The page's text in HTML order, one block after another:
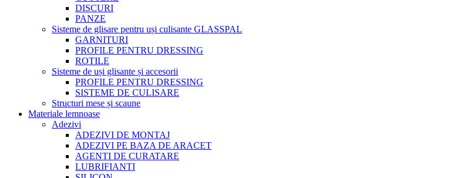
DISCURI
PANZE
Sisteme de glisare pentru uși culisante GLASSPAL
GARNITURI
PROFILE PENTRU DRESSING
ROTILE
Sisteme de uși glisante și accesorii
PROFILE PENTRU DRESSING
SISTEME DE CULISARE
Structuri mese și scaune
Materiale lemnoase
Adezivi
ADEZIVI DE MONTAJ
ADEZIVI PE BAZA DE ARACET
AGENTI DE CURATARE
LUBRIFIANTI